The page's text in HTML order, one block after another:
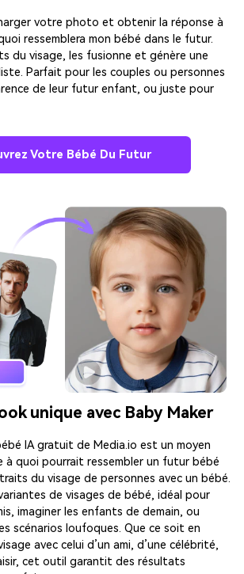
votre photo et obtenir la réponse à
ressemblera mon bébé dans le futur.
du visage, les fusionne et génère une
Parfait pour les couples ou personnes
de leur futur enfant, ou juste pour
Votre Bébé Du Futur
unique avec Baby Maker
IA gratuit de Media.io est un moyen
à quoi pourrait ressembler un futur bébé
du visage de personnes avec un bébé.
variantes de visages de bébé, idéal pour
imaginer les enfants de demain, ou
scénarios loufoques. Que ce soit en
avec celui d’un ami, d’une célébrité,
cet outil garantit des résultats